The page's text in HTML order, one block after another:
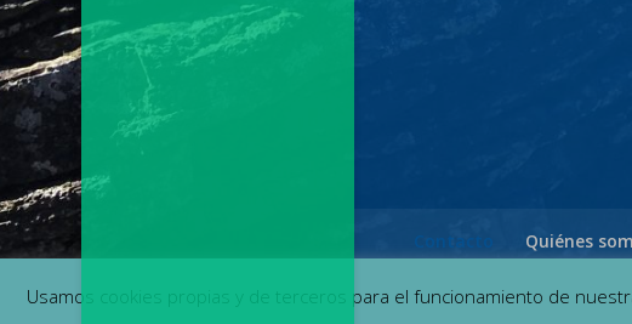
Contacto Quiénes
Usamos cookies propias y de terceros para el funcionamiento de